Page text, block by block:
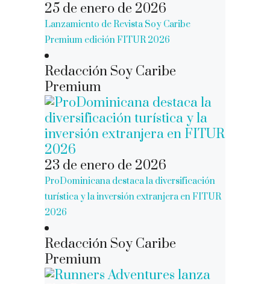
25 de enero de 2026
Lanzamiento de Revista Soy Caribe
Premium edición FITUR 2026
Redacción Soy Caribe
Premium
23 de enero de 2026
ProDominicana destaca la diversificación
turística y la inversión extranjera en FITUR
2026
Redacción Soy Caribe
Premium